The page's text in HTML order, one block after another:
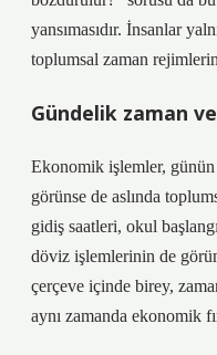
yansımasıdır. İnsanlar
toplumsal zaman
Gündelik zaman
Ekonomik işlemler, günün
görünse de aslında
gidiş saatleri, okul
döviz işlemlerinin de
çerçeve içinde birey,
aynı zamanda ekonomik